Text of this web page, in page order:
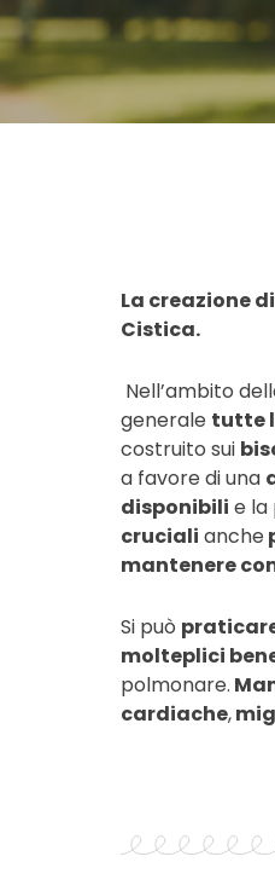
La creazione
Cistica.
Nell’ambito
generale tutte
costruito sui
a favore di una
disponibili e la
cruciali anche
mantenere
Si può
molteplici
polmonare.
cardiache,